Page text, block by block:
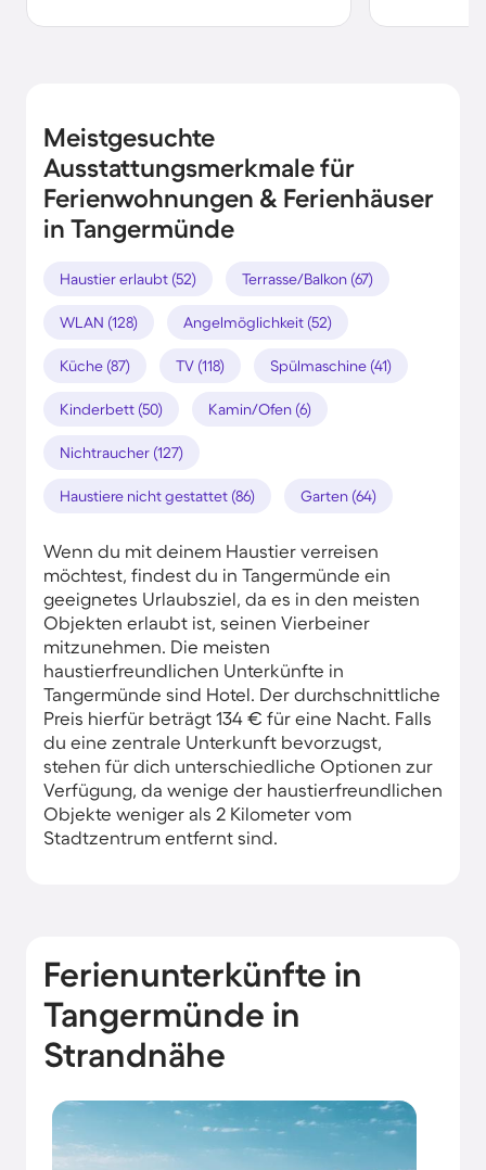
Meistgesuchte
Ausstattungsmerkmale für
Ferienwohnungen & Ferienhäuser
in Tangermünde
Haustier erlaubt (52) Terrasse/Balkon (67)
WLAN (128) Angelmöglichkeit (52)
Küche (87) TV (118) Spülmaschine (41)
Kinderbett (50) Kamin/Ofen (6)
Nichtraucher (127)
Haustiere nicht gestattet (86) Garten (64)
Wenn du mit deinem Haustier verreisen
möchtest, findest du in Tangermünde ein
geeignetes Urlaubsziel, da es in den meisten
Objekten erlaubt ist, seinen Vierbeiner
mitzunehmen. Die meisten
haustierfreundlichen Unterkünfte in
Tangermünde sind Hotel. Der durchschnittliche
Preis hierfür beträgt 134 € für eine Nacht. Falls
du eine zentrale Unterkunft bevorzugst,
stehen für dich unterschiedliche Optionen zur
Verfügung, da wenige der haustierfreundlichen
Objekte weniger als 2 Kilometer vom
Stadtzentrum entfernt sind.
Ferienunterkünfte in
Tangermünde in
Strandnähe